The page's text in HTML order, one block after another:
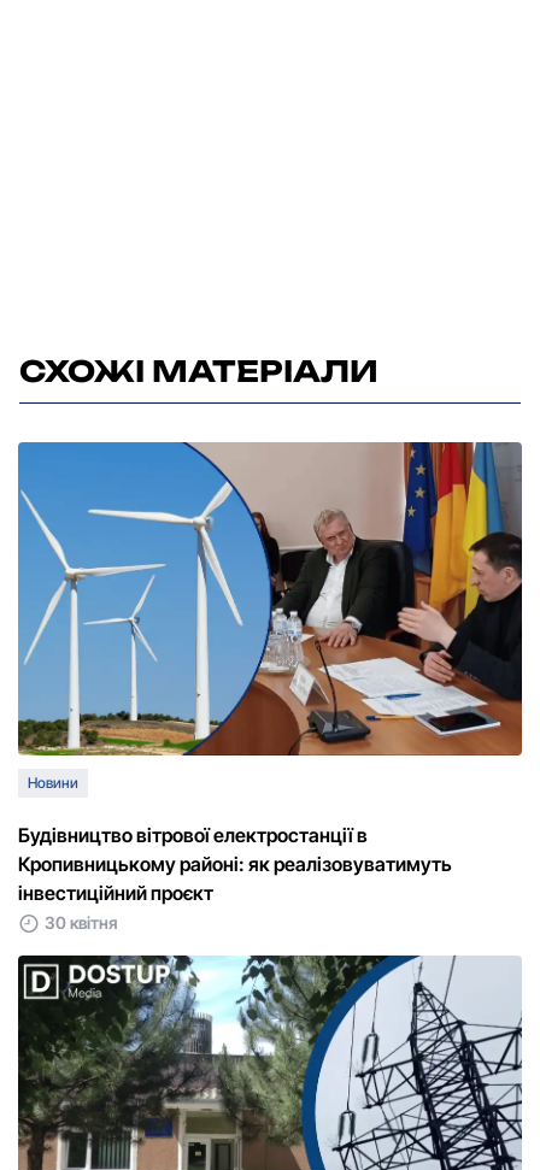
СХОЖІ МАТЕРІАЛИ
Новини
Будівництво вітрової електростанції в
Кропивницькому районі: як реалізовуватимуть
інвестиційний проєкт
30 квітня